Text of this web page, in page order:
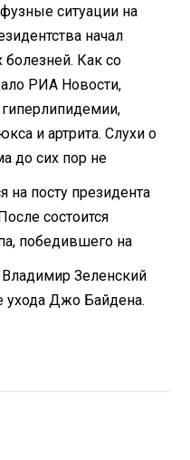
ситуации на
начал
Как со
РИА Новости,
гиперлипидемии,
и артрита. Слухи о
до сих пор не
на посту президента
состоится
победившего на
Владимир Зеленский
ухода Джо Байдена.